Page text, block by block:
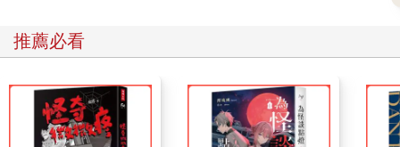
了。
「媽媽，好難受。求求你，停下來！我錯了！我錯了！」
「我要是沒生你就好了。」
母親的話透過毛毯傳進我的耳裡。我不知道該怎麼辦才好。
既不能讓周圍的鄰居聽到，也不能暴露自己的行為，所以她才常
常用這種不讓我呼吸的方法折磨我。而且，這個方法還有一個好
推薦必看